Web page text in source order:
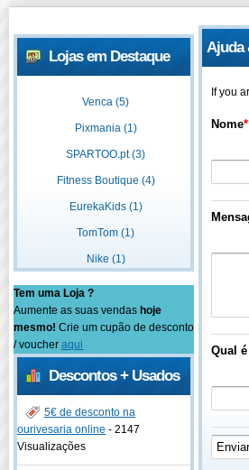
Lojas em Destaque
Venca (5)
Pixmania (1)
SPARTOO.pt (3)
Fitness Boutique (4)
EurekaKids (1)
TomTom (1)
Nike (1)
Tem uma Loja ?
Aumente as suas vendas hoje
mesmo! Crie um cupão de desconto
/ voucher aqui
Descontos + Usados
5€ de desconto na
ourivesaria online - 2147
Visualizações
Ajuda
If you
Nome*
Qual